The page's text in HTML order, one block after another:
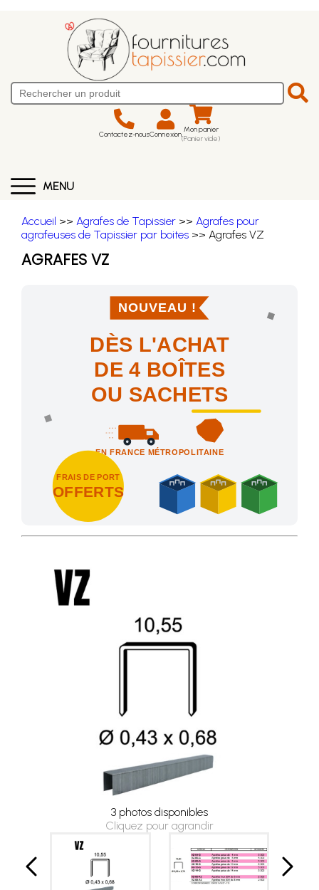
Contactez-nousConnexion Mon panier
(Panier vide)
MENU
Accueil >> Agrafes de Tapissier >> Agrafes pour
agrafeuses de Tapissier par boites >> Agrafes VZ
AGRAFES VZ
NOUVEAU !
DÈS L'ACHAT
DE 4 BOÎTES
OU SACHETS
EN FRANCE MÉTROPOLITAINE
FRAIS DE PORT
OFFERTS
Achetez 4 sachets ou boîtes d'agrafes ou de pointes et
3 photos disponibles
Cliquez pour agrandir